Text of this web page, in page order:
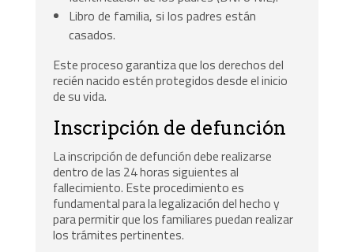
Libro de familia, si los padres están
casados.
Este proceso garantiza que los derechos del
recién nacido estén protegidos desde el inicio
de su vida.
Inscripción de defunción
La inscripción de defunción debe realizarse
dentro de las 24 horas siguientes al
fallecimiento. Este procedimiento es
fundamental para la legalización del hecho y
para permitir que los familiares puedan realizar
los trámites pertinentes.